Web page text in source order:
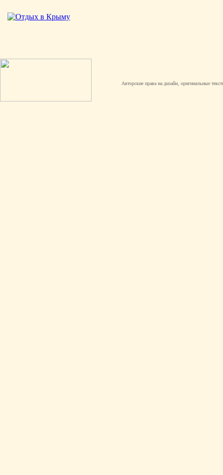
Авторские права на дизайн, оригинальные